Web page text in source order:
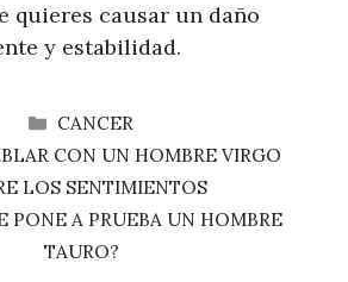
quieres causar un daño
y estabilidad.
CATEGORÍAS
CANCER
CON UN HOMBRE VIRGO
LOS SENTIMIENTOS
PONE A PRUEBA UN HOMBRE
TAURO?